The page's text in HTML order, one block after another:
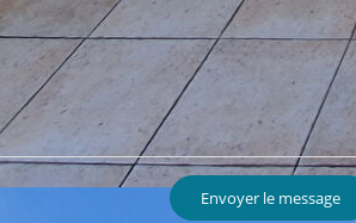
Envoyer le message